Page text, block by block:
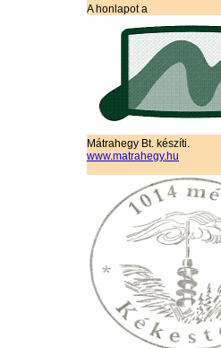
A honlapot a
Mátrahegy Bt. készíti.
www.matrahegy.hu